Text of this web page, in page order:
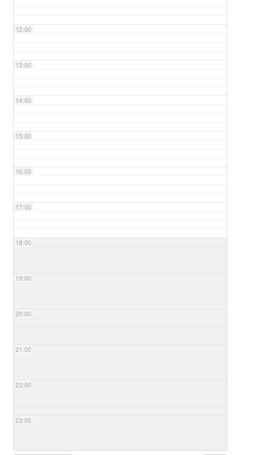
12:00
13:00
14:00
15:00
16:00
17:00
18:00
19:00
20:00
21:00
22:00
23:00